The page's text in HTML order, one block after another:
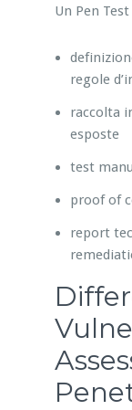
Un Pen
regole
raccolta
esposte
test
proof of
report